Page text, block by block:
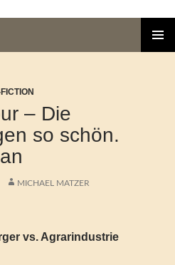
– Die
so schön.
MICHAEL MATZER
vs. Agrarindustrie